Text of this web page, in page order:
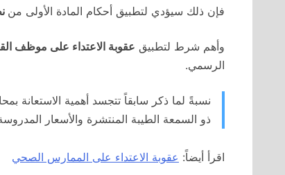
فإن ذلك سيؤدي لتطبيق أحكام المادة الأولى من
وأهم شرط لتطبيق عقوبة الاعتداء على موظف
الرسمي.
نسبةً لما ذكر سابقاً تتجسد أهمية الاستعانة
ذو السمعة الطيبة المنتشرة والأسعار
اقرأ أيضاً: عقوبة الاعتداء على الممارس الصحي